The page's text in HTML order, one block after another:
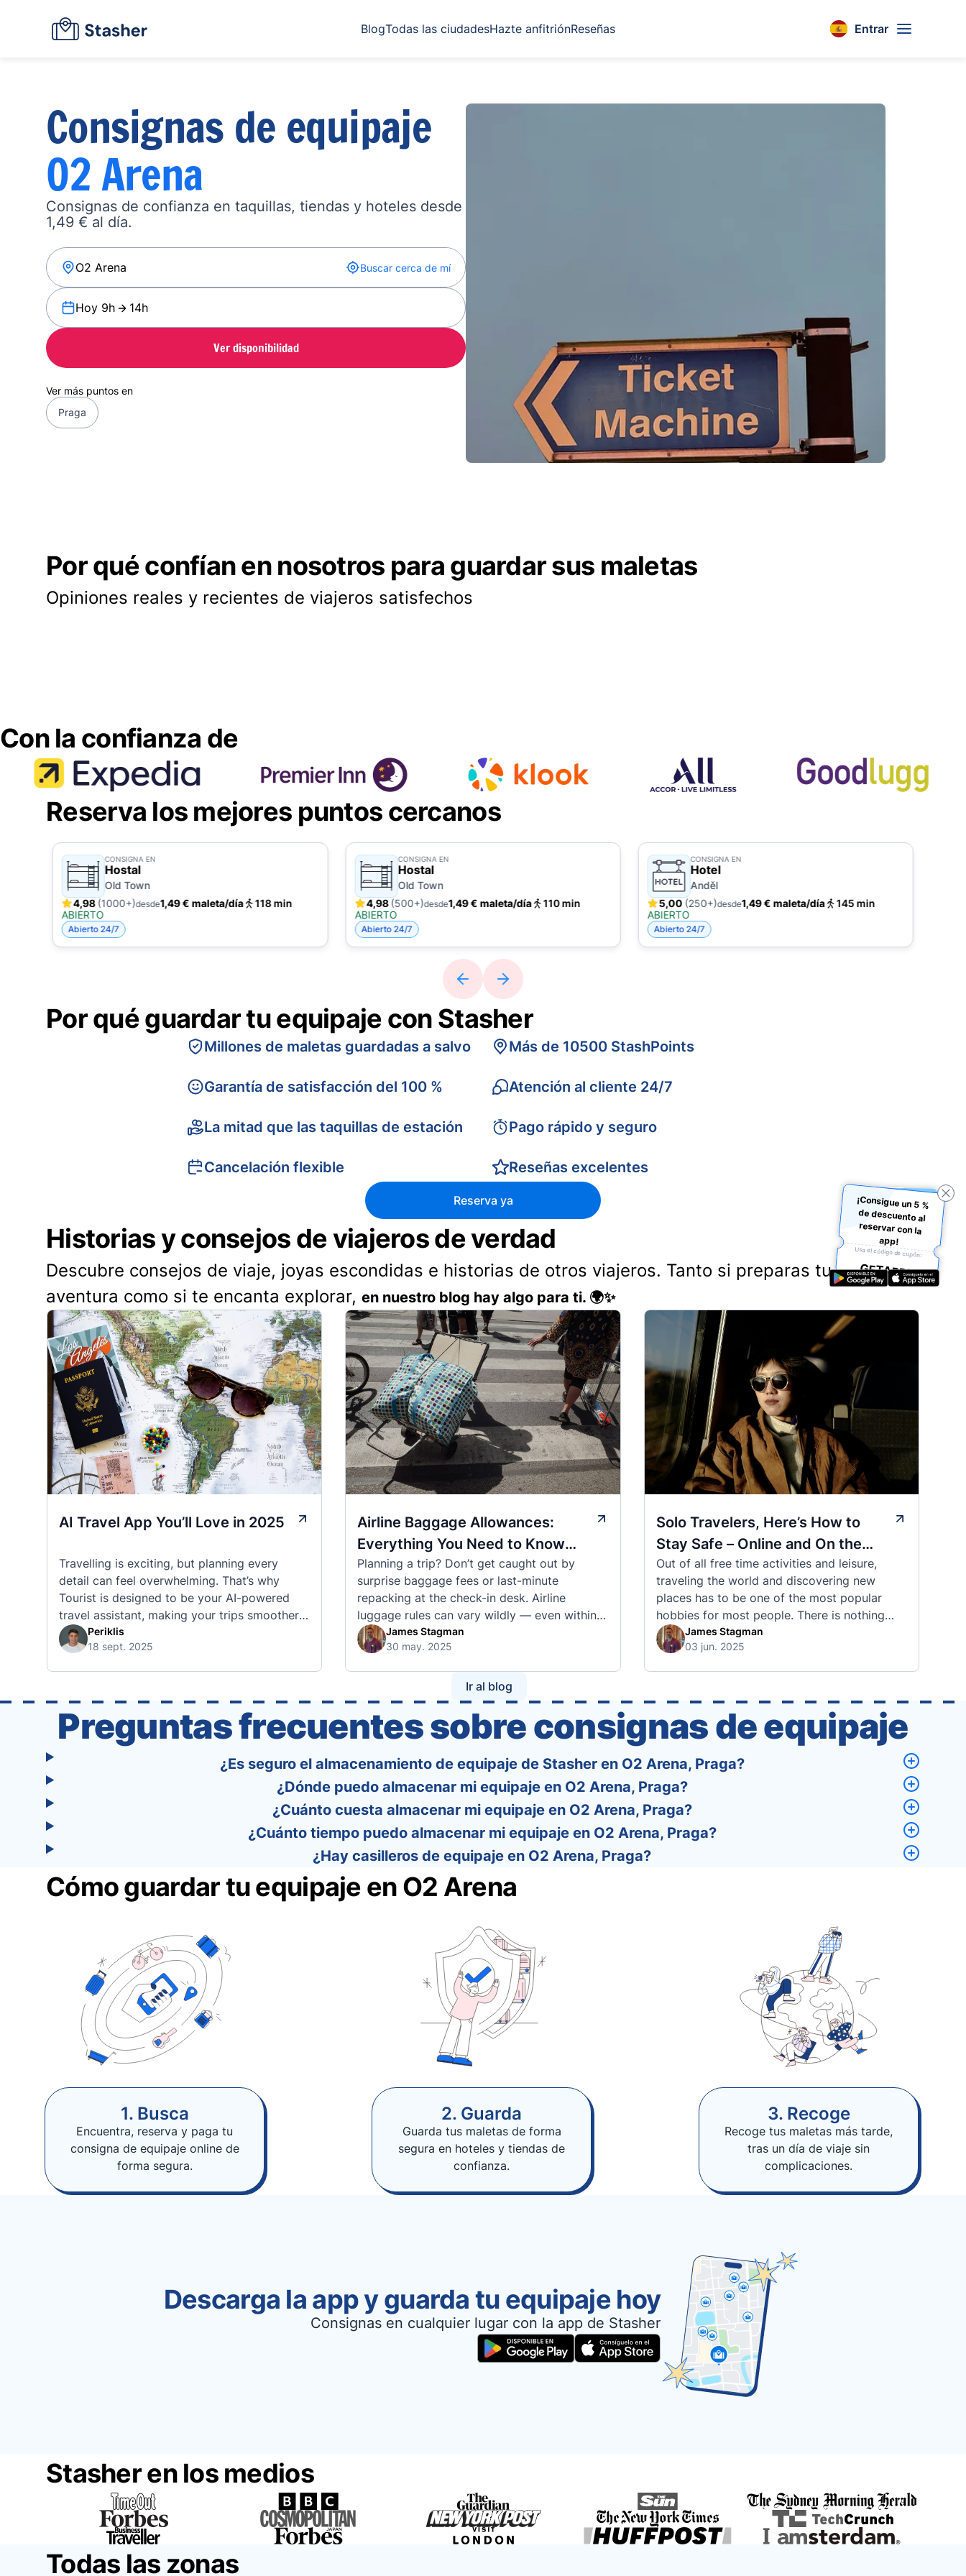
BlogTodas las ciudadesHazte anfitriónReseñas Entrar
Consignas de equipaje
O2 Arena
Consignas de confianza en taquillas, tiendas y hoteles desde
1,49 € al día.
Buscar cerca de mí
Hoy 9h 14h
Ver disponibilidad
Ver más puntos en
Praga
Por qué confían en nosotros para guardar sus maletas
Opiniones reales y recientes de viajeros satisfechos
Con la confianza de
Reserva los mejores puntos cercanos
CONSIGNA EN
Hostal
Old Town
4,98(1000+)desde1,49 € maleta/día
118 min
ABIERTO
Abierto 24/7
CONSIGNA EN
Hostal
Old Town
4,98(500+)desde1,49 € maleta/día
110 min
ABIERTO
Abierto 24/7
CONSIGNA EN
Hotel
Anděl
5,00 (250+)desde1,49 € maleta/día
145 min
ABIERTO
Abierto 24/7
Por qué guardar tu equipaje con Stasher
Millones de maletas guardadas a salvo
Garantía de satisfacción del 100 %
La mitad que las taquillas de estación
Cancelación flexible
Más de 10500 StashPoints
Atención al cliente 24/7
Pago rápido y seguro
Reseñas excelentes
Reserva ya
Historias y consejos de viajeros de verdad
Descubre consejos de viaje, joyas escondidas e historias de otros viajeros. Tanto si preparas tu próxima
aventura como si te encanta explorar, en nuestro blog hay algo para ti. 🌍✨
AI Travel App You’ll Love in 2025
Travelling is exciting, but planning every
detail can feel overwhelming. That’s why
Tourist is designed to be your AI-powered
travel assistant, making your trips smoother,
smarter, and stress-free. 🧭 What Makes the
Tourist App Unique? Unlike standard travel
trip planning becomes as exciting …
Periklis
18 sept. 2025
Airline Baggage Allowances:
Everything You Need to Know
Before You Fly
Planning a trip? Don’t get caught out by
surprise baggage fees or last-minute
repacking at the check-in desk. Airline
luggage rules can vary wildly — even within
the same country or alliance. That’s why
we’ve created a detailed set of guides to help
policies of over 30 international …
James Stagman
30 may. 2025
Solo Travelers, Here’s How to
Stay Safe – Online and On the
Road
Out of all free time activities and leisure,
traveling the world and discovering new
places has to be one of the most popular
hobbies for most people. There is nothing
quite like visiting a brand new city, country,
or region and experiencing the culture, the
James Stagman
03 jun. 2025
Ir al blog
Preguntas frecuentes sobre consignas de equipaje
¿Es seguro el almacenamiento de equipaje de Stasher en O2 Arena, Praga?
¿Dónde puedo almacenar mi equipaje en O2 Arena, Praga?
¿Cuánto cuesta almacenar mi equipaje en O2 Arena, Praga?
¿Cuánto tiempo puedo almacenar mi equipaje en O2 Arena, Praga?
¿Hay casilleros de equipaje en O2 Arena, Praga?
Cómo guardar tu equipaje en O2 Arena
1. Busca
Encuentra, reserva y paga tu
consigna de equipaje online de
forma segura.
2. Guarda
Guarda tus maletas de forma
segura en hoteles y tiendas de
confianza.
3. Recoge
Recoge tus maletas más tarde,
tras un día de viaje sin
complicaciones.
Descarga la app y guarda tu equipaje hoy
Consignas en cualquier lugar con la app de Stasher
Stasher en los medios
Todas las zonas
¡Consigue un 5 %
de descuento al
reservar con la
app!
Usa el código de cupón:
GETAPP5